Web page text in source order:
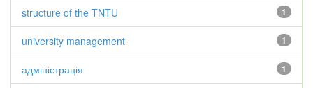
1
structure of the TNTU
1
university management
1
адміністрація